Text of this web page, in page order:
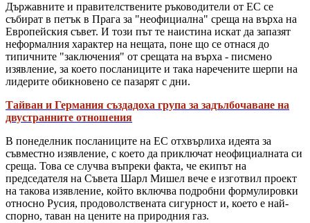
Държавните и правителствените ръководители от ЕС се
събират в петък в Прага за "неофициална" среща на върха на
Европейския съвет. И този път те наистина искат да запазят
неформалния характер на нещата, поне що се отнася до
типичните "заключения" от срещата на върха - писмено
изявление, за което посланиците и така наречените шерпи на
лидерите обикновено се пазарят с дни.
Тайван и Германия създадоха група за задълбочаване на
двустранните отношения
В понеделник посланиците на ЕС отхвърлиха идеята за
съвместно изявление, с което да приключат неофициалната си
среща. Това се случва въпреки факта, че екипът на
председателя на Съвета Шарл Мишел вече е изготвил проект
на такова изявление, който включва подробни формулировки
относно Русия, продоволствената сигурност и, което е най-
спорно, таван на цените на природния газ.